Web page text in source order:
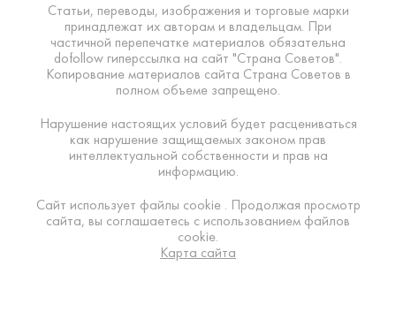
Статьи, переводы, изображения и торговые марки
принадлежат их авторам и владельцам. При
частичной перепечатке материалов обязательна
dofollow гиперссылка на сайт "Страна Советов".
Копирование материалов сайта Страна Советов в
полном объеме запрещено.
Нарушение настоящих условий будет расцениваться
как нарушение защищаемых законом прав
интеллектуальной собственности и прав на
информацию.
Сайт использует файлы cookie . Продолжая просмотр
сайта, вы соглашаетесь с использованием файлов
cookie.
Карта сайта